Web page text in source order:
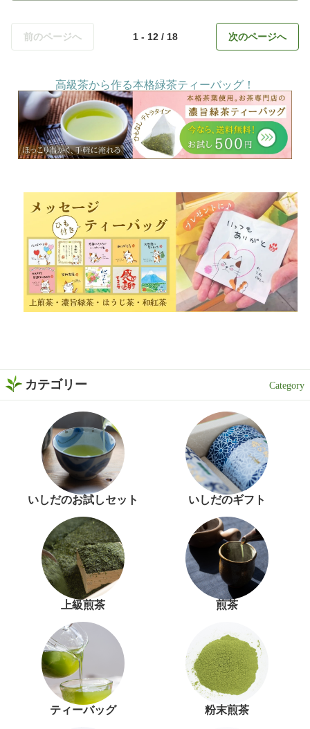
前のページへ 1 - 12 / 18 次のページへ
高級茶から作る本格緑茶ティーバッグ！
カテゴリー
いしだのお試しセット いしだのギフト
上級煎茶 煎茶
ティーバッグ 粉末煎茶